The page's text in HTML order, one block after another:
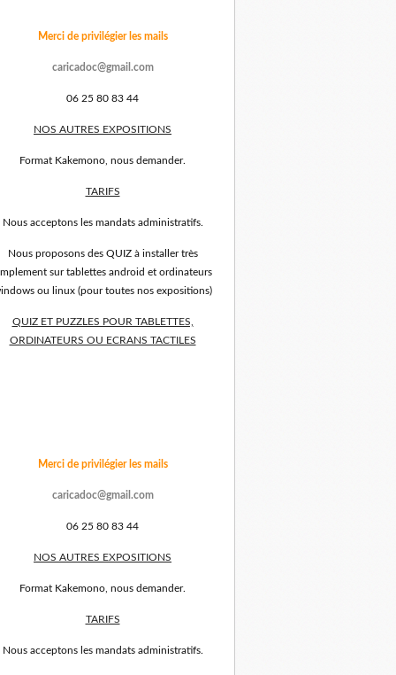
Merci de privilégier les mails
caricadoc@gmail.com
06 25 80 83 44
NOS AUTRES EXPOSITIONS
Format Kakemono, nous demander.
TARIFS
Nous acceptons les mandats administratifs.
Nous proposons des QUIZ à installer très
sur tablettes android et ordinateurs
ou linux (pour toutes nos expositions)
QUIZ ET PUZZLES POUR TABLETTES,
ORDINATEURS OU ECRANS TACTILES
Merci de privilégier les mails
caricadoc@gmail.com
06 25 80 83 44
NOS AUTRES EXPOSITIONS
Format Kakemono, nous demander.
TARIFS
Nous acceptons les mandats administratifs.